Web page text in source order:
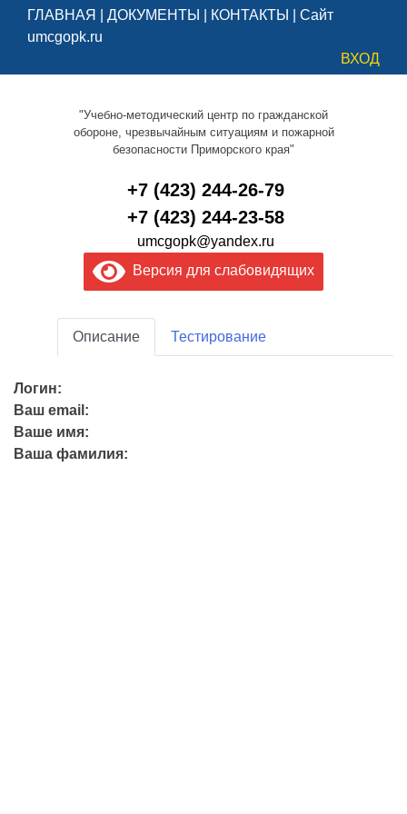
ГЛАВНАЯ ДОКУМЕНТЫ КОНТАКТЫ
Сайт
umcgopk.ru
ВХОД
"Учебно-методический центр по гражданской
обороне, чрезвычайным ситуациям и пожарной
безопасности Приморского края"
+7 (423) 244-26-79
+7 (423) 244-23-58
umcgopk@yandex.ru
Версия для слабовидящих
Описание Тестирование
Логин:
Ваш email:
Ваше имя:
Ваша фамилия: